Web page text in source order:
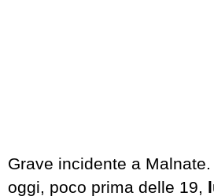
Grave incidente a
oggi, poco prima delle 19,